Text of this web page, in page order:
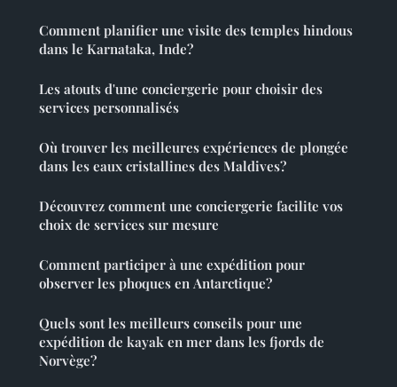
Comment planifier une visite des temples hindous
dans le Karnataka, Inde?
Les atouts d'une conciergerie pour choisir des
services personnalisés
Où trouver les meilleures expériences de plongée
dans les eaux cristallines des Maldives?
Découvrez comment une conciergerie facilite vos
choix de services sur mesure
Comment participer à une expédition pour
observer les phoques en Antarctique?
Quels sont les meilleurs conseils pour une
expédition de kayak en mer dans les fjords de
Norvège?